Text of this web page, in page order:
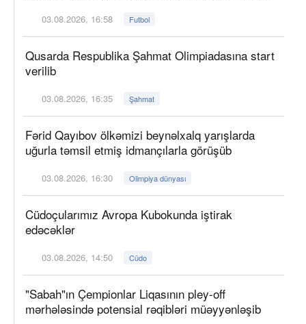
03.08.2026, 16:58 Futbol
Qusarda Respublika Şahmat Olimpiadasına start
verilib
03.08.2026, 16:35 Şahmat
Fərid Qayıbov ölkəmizi beynəlxalq yarışlarda
uğurla təmsil etmiş idmançılarla görüşüb
03.08.2026, 16:30 Olimpiya dünyası
Cüdoçularımız Avropa Kubokunda iştirak
edəcəklər
03.08.2026, 14:50 Cüdo
"Sabah"ın Çempionlar Liqasının pley-off
mərhələsində potensial rəqibləri müəyyənləşib